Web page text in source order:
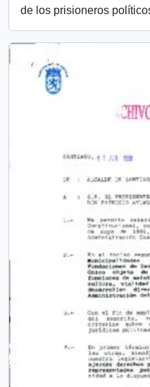
de los prisioneros